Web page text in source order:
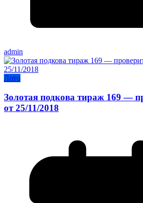
admin
Лото
Золотая подкова тираж 169 —
от 25/11/2018